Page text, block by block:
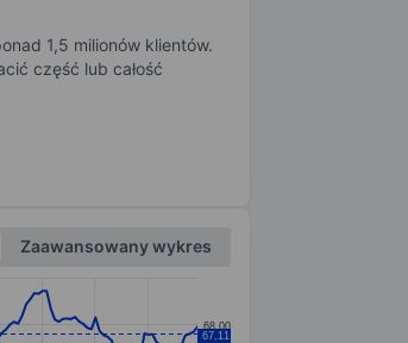
1,5 milionów klientów.
część lub całość
Zaawansowany wykres
68,00
67,11